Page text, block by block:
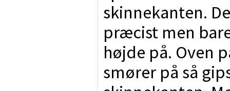
skinnekanten.
præcist men
højde på. Oven
smører på så